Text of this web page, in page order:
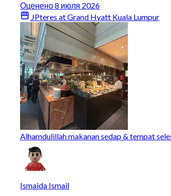
Оценено 8 июля 2026
JPteres at Grand Hyatt Kuala Lumpur
Alhamdulillah makanan sedap & tempat
Ismaida Ismail